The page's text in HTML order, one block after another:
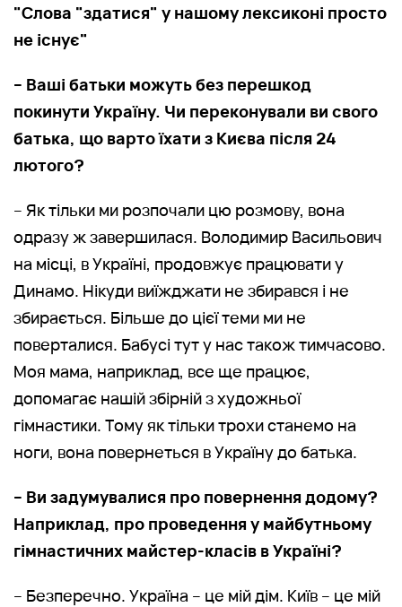
"Слова "здатися" у нашому лексиконі просто
не існує"
– Ваші батьки можуть без перешкод
покинути Україну. Чи переконували ви свого
батька, що варто їхати з Києва після 24
лютого?
– Як тільки ми розпочали цю розмову, вона
одразу ж завершилася. Володимир Васильович
на місці, в Україні, продовжує працювати у
Динамо. Нікуди виїжджати не збирався і не
збирається. Більше до цієї теми ми не
поверталися. Бабусі тут у нас також тимчасово.
Моя мама, наприклад, все ще працює,
допомагає нашій збірній з художньої
гімнастики. Тому як тільки трохи станемо на
ноги, вона повернеться в Україну до батька.
– Ви задумувалися про повернення додому?
Наприклад, про проведення у майбутньому
гімнастичних майстер-класів в Україні?
– Безперечно. Україна – це мій дім. Київ – це мій